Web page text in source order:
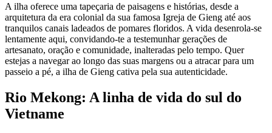
A ilha oferece uma tapeçaria de paisagens e histórias, desde a
arquitetura da era colonial da sua famosa Igreja de Gieng até aos
tranquilos canais ladeados de pomares floridos. A vida desenrola-se
lentamente aqui, convidando-te a testemunhar gerações de
artesanato, oração e comunidade, inalteradas pelo tempo. Quer
estejas a navegar ao longo das suas margens ou a atracar para um
passeio a pé, a ilha de Gieng cativa pela sua autenticidade.
Rio Mekong: A linha de vida do sul do
Vietname